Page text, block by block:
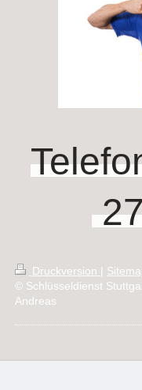
Druckversion |
© Schlüsseldienst
Andreas